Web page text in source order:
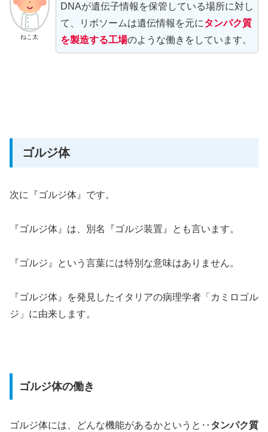
ねこ太
DNAが遺伝子情報を保管している場所に対し
て、リボソームは遺伝情報を元にタンパク質
を製造する工場のような働きをしています。
ゴルジ体
次に『ゴルジ体』です。
『ゴルジ体』は、別名『ゴルジ装置』とも言います。
『ゴルジ』という言葉には特別な意味はありません。
『ゴルジ体』を発見したイタリアの病理学者「カミロゴル
ジ」に由来します。
ゴルジ体の働き
ゴルジ体には、どんな機能があるかというと‥ タンパク質